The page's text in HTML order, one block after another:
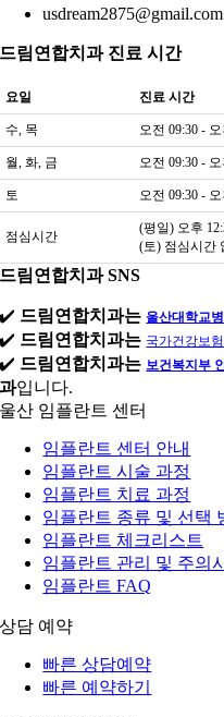
usdream2875@gmail.com
드림연합치과 진료 시간
요일 진료 시간
수, 목 오전 09:30 -
월, 화, 금 오전 09:30 -
토 오전 09:30 -
점심시간
(평일) 오후
(토) 점심시간
드림연합치과 SNS
✔️ 드림연합치과는 울산대학교
✔️ 드림연합치과는 국가건강보
✔️ 드림연합치과는 보건복지부
과입니다.
울산 임플란트 센터
임플란트 센터 안내
임플란트 시술 과정
임플란트 치료 과정
임플란트 종류 및 선택
임플란트 체크리스트
임플란트 관리 및 주의
임플란트 FAQ
상담 예약
빠른 상담예약
빠른 예약하기